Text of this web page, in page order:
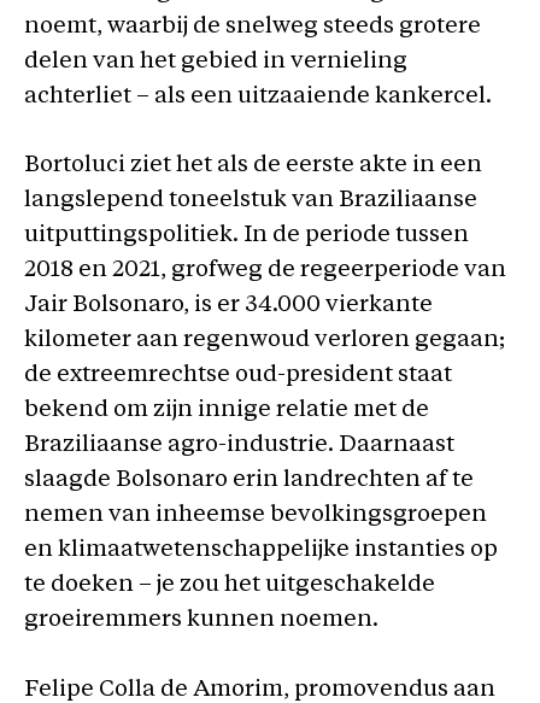
noemt, waarbij de snelweg steeds grotere
delen van het gebied in vernieling
achterliet – als een uitzaaiende kankercel.
Bortoluci ziet het als de eerste akte in een
langslepend toneelstuk van Braziliaanse
uitputtingspolitiek. In de periode tussen
2018 en 2021, grofweg de regeerperiode van
Jair Bolsonaro, is er 34.000 vierkante
kilometer aan regenwoud verloren gegaan;
de extreemrechtse oud-president staat
bekend om zijn innige relatie met de
Braziliaanse agro-industrie. Daarnaast
slaagde Bolsonaro erin landrechten af te
nemen van inheemse bevolkingsgroepen
en klimaatwetenschappelijke instanties op
te doeken – je zou het uitgeschakelde
groeiremmers kunnen noemen.
Felipe Colla de Amorim, promovendus aan